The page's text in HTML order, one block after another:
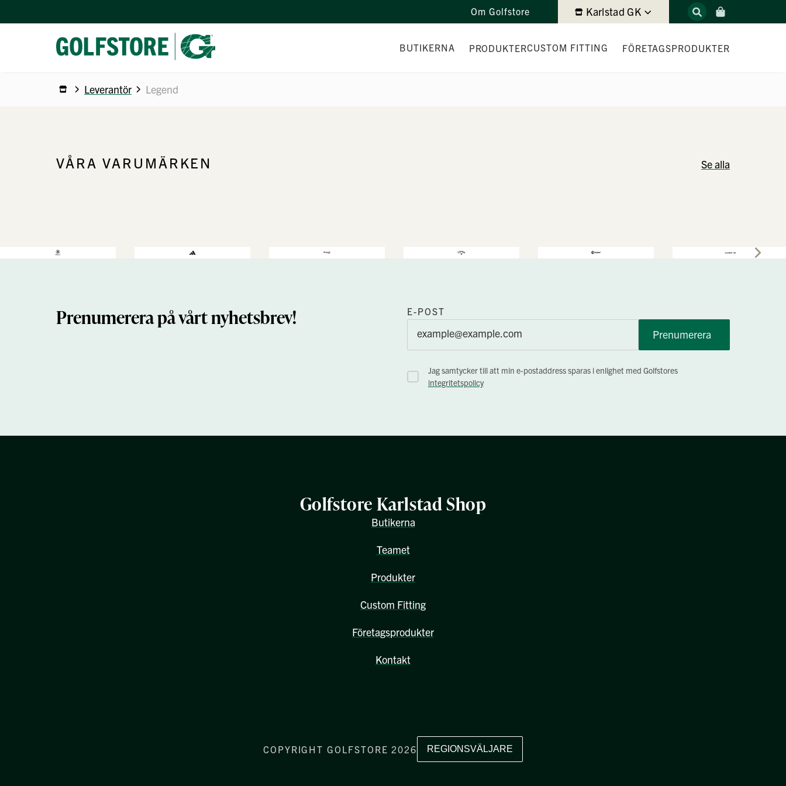
Om Golfstore Karlstad GK
BUTIKERNA PRODUKTERCUSTOM FITTING FÖRETAGSPRODUKTER
Leverantör Legend
VÅRA VARUMÄRKEN Se alla
Prenumerera på vårt nyhetsbrev! E-POST
Prenumerera
Jag samtycker till att min e-postaddress sparas i enlighet med Golfstores
integritetspolicy
Golfstore Karlstad Shop
Butikerna
Teamet
Produkter
Custom Fitting
Företagsprodukter
Kontakt
COPYRIGHT GOLFSTORE 2026 REGIONSVÄLJARE